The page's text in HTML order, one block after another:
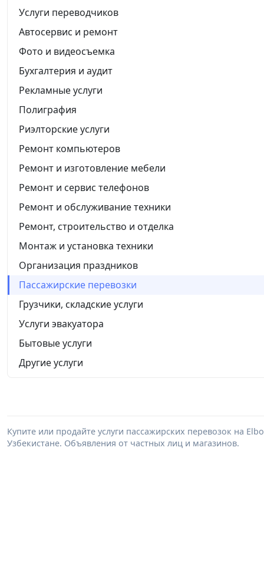
Услуги переводчиков
Автосервис и ремонт
Фото и видеосъемка
Бухгалтерия и аудит
Рекламные услуги
Полиграфия
Риэлторские услуги
Ремонт компьютеров
Ремонт и изготовление мебели
Ремонт и сервис телефонов
Ремонт и обслуживание техники
Ремонт, строительство и отделка
Монтаж и установка техники
Организация праздников
Пассажирские перевозки
Грузчики, складские услуги
Услуги эвакуатора
Бытовые услуги
Другие услуги
Купите или продайте услуги пассажирских перевозок на
Узбекистане. Объявления от частных лиц и магазинов.